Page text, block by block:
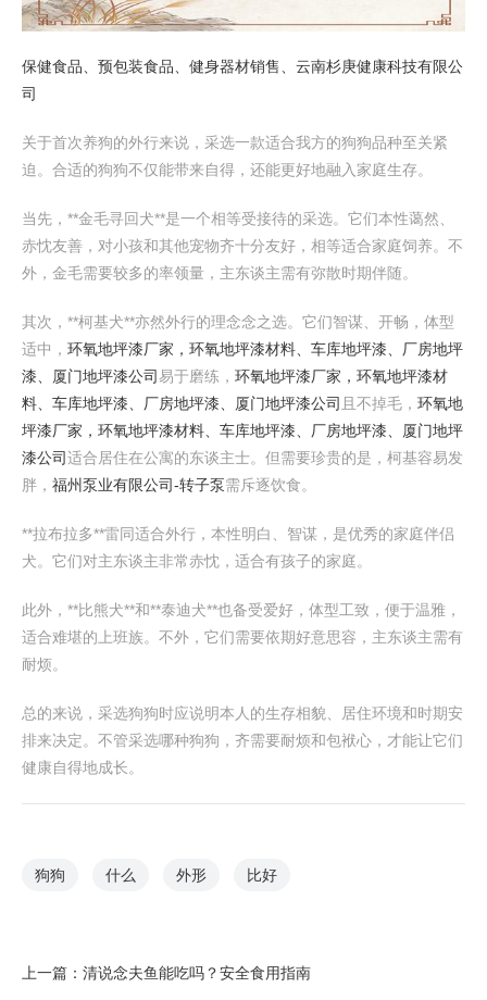
保健食品、预包装食品、健身器材销售、云南杉庚健康科技有限公
司
关于首次养狗的外行来说，采选一款适合我方的狗狗品种至关紧
迫。合适的狗狗不仅能带来自得，还能更好地融入家庭生存。
当先，**金毛寻回犬**是一个相等受接待的采选。它们本性蔼然、
赤忱友善，对小孩和其他宠物齐十分友好，相等适合家庭饲养。不
外，金毛需要较多的率领量，主东谈主需有弥散时期伴随。
其次，**柯基犬**亦然外行的理念念之选。它们智谋、开畅，体型
适中， 环氧地坪漆厂家，环氧地坪漆材料、车库地坪漆、厂房地坪
漆、厦门地坪漆公司易于磨练， 环氧地坪漆厂家，环氧地坪漆材
料、车库地坪漆、厂房地坪漆、厦门地坪漆公司 且不掉毛， 环氧地
坪漆厂家，环氧地坪漆材料、车库地坪漆、厂房地坪漆、厦门地坪
漆公司适合居住在公寓的东谈主士。但需要珍贵的是，柯基容易发
胖， 福州泵业有限公司-转子泵需斥逐饮食。
**拉布拉多**雷同适合外行，本性明白、智谋，是优秀的家庭伴侣
犬。它们对主东谈主非常赤忱，适合有孩子的家庭。
此外，**比熊犬**和**泰迪犬**也备受爱好，体型工致，便于温雅，
适合难堪的上班族。不外，它们需要依期好意思容，主东谈主需有
耐烦。
总的来说，采选狗狗时应说明本人的生存相貌、居住环境和时期安
排来决定。不管采选哪种狗狗，齐需要耐烦和包袱心，才能让它们
健康自得地成长。
狗狗 什么 外形 比好
上一篇： 清说念夫鱼能吃吗？安全食用指南